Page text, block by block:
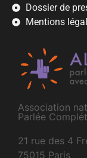
Association
Parlée
21 rue des 4
75015 Paris
Dossier de
Mentions